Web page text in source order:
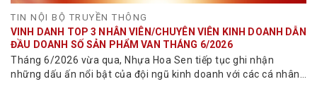
TIN NỘI BỘ TRUYỀN THÔNG
VINH DANH TOP 3 NHÂN VIÊN/CHUYÊN VIÊN KINH DOANH DẪN
ĐẦU DOANH SỐ SẢN PHẨM VAN THÁNG 6/2026
Tháng 6/2026 vừa qua, Nhựa Hoa Sen tiếp tục ghi nhận
những dấu ấn nổi bật của đội ngũ kinh doanh với các cá nhân